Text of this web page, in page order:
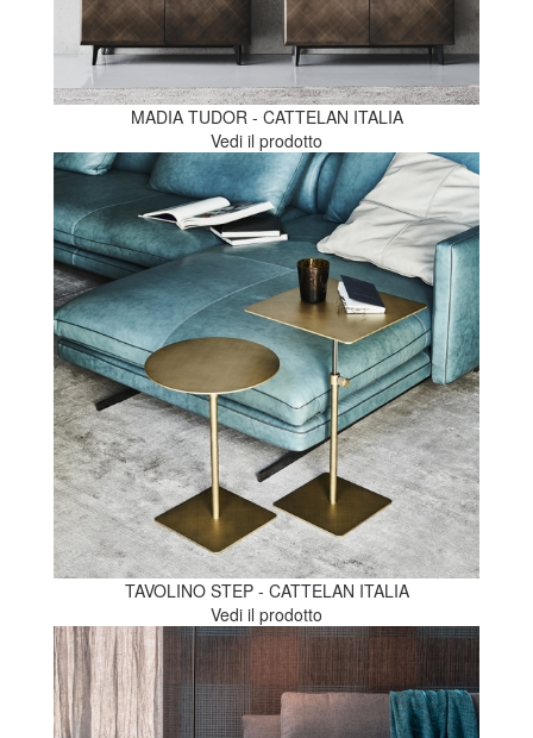
MADIA TUDOR - CATTELAN ITALIA
Vedi il prodotto
TAVOLINO STEP - CATTELAN ITALIA
Vedi il prodotto